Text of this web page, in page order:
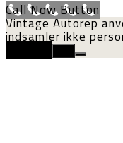
Call Now Button
Vintage Autorep
indsamler ikke